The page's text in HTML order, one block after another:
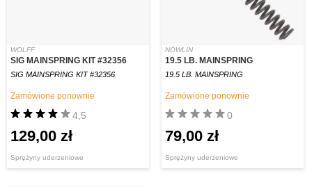
WOLFF
SIG MAINSPRING KIT #32356
SIG MAINSPRING KIT #32356
Sprężyny uderzeniowe
4,5
Zamówione ponownie
129,00 zł
NOWLIN
19.5 LB. MAINSPRING
19.5 LB. MAINSPRING
Sprężyny uderzeniowe
0
Zamówione ponownie
79,00 zł